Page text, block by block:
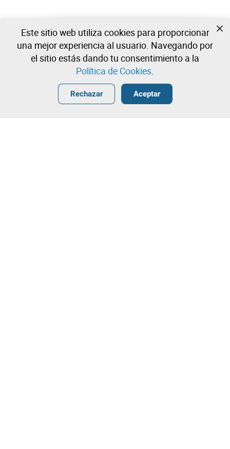
Todavía no estas registrado?
Cree una cuenta y comience a ofertar ahora
Este sitio web utiliza cookies para proporcionar
una mejor experiencia al usuario. Navegando por
el sitio estás dando tu consentimiento a la
Política de Cookies.
Rechazar Aceptar